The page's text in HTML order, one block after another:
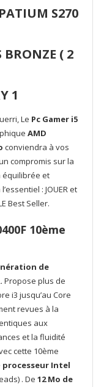
S270
BRONZE ( 2
1
Le Pc Gamer i5
AMD
conviendra à vos
compromis sur la
équilibrée et
: JOUER et
Best Seller.
10ème
de
Propose plus de
i3 jusqu’au Core
revues à la
aux
et la fluidité
cette 10ème
processeur Intel
. De 12 Mo de